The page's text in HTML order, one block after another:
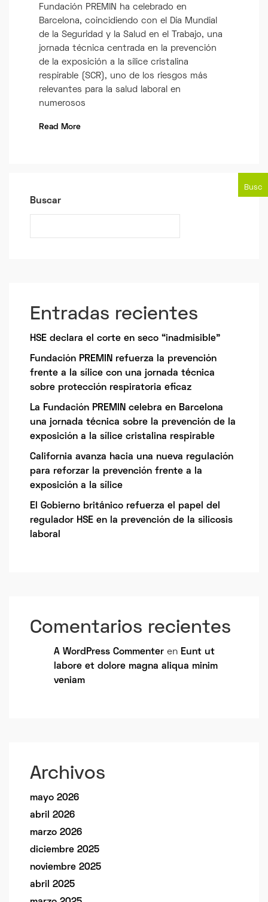
Fundación PREMIN ha celebrado en
Barcelona, coincidiendo con el Día Mundial
de la Seguridad y la Salud en el Trabajo, una
jornada técnica centrada en la prevención
de la exposición a la sílice cristalina
respirable (SCR), uno de los riesgos más
relevantes para la salud laboral en
numerosos
Read More
Buscar
Busc
Entradas recientes
HSE declara el corte en seco “inadmisible”
Fundación PREMIN refuerza la prevención
frente a la sílice con una jornada técnica
sobre protección respiratoria eficaz
La Fundación PREMIN celebra en Barcelona
una jornada técnica sobre la prevención de la
exposición a la sílice cristalina respirable
California avanza hacia una nueva regulación
para reforzar la prevención frente a la
exposición a la sílice
El Gobierno británico refuerza el papel del
regulador HSE en la prevención de la silicosis
laboral
Comentarios recientes
A WordPress Commenter en Eunt ut
labore et dolore magna aliqua minim
veniam
Archivos
mayo 2026
abril 2026
marzo 2026
diciembre 2025
noviembre 2025
abril 2025